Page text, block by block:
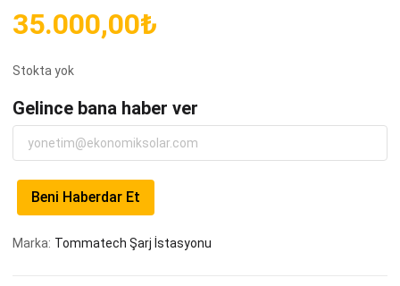
35.000,00₺
Stokta yok
Gelince bana haber ver
Beni Haberdar Et
Marka: Tommatech Şarj İstasyonu